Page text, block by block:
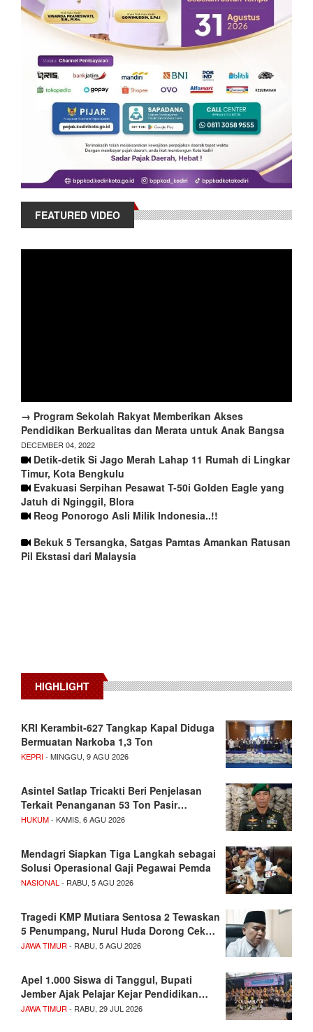
FEATURED VIDEO
→ Program Sekolah Rakyat Memberikan Akses
Pendidikan Berkualitas dan Merata untuk Anak Bangsa
DECEMBER 04, 2022
Detik-detik Si Jago Merah Lahap 11 Rumah di Lingkar
Timur, Kota Bengkulu
Evakuasi Serpihan Pesawat T-50i Golden Eagle yang
Jatuh di Nginggil, Blora
Reog Ponorogo Asli Milik Indonesia..!!
Bekuk 5 Tersangka, Satgas Pamtas Amankan Ratusan
Pil Ekstasi dari Malaysia
HIGHLIGHT
KRI Kerambit-627 Tangkap Kapal Diduga
Bermuatan Narkoba 1,3 Ton
KEPRI- MINGGU, 9 AGU 2026
Asintel Satlap Tricakti Beri Penjelasan
Terkait Penanganan 53 Ton Pasir…
HUKUM- KAMIS, 6 AGU 2026
Mendagri Siapkan Tiga Langkah sebagai
Solusi Operasional Gaji Pegawai Pemda
NASIONAL - RABU, 5 AGU 2026
Tragedi KMP Mutiara Sentosa 2 Tewaskan
5 Penumpang, Nurul Huda Dorong Cek…
JAWA TIMUR - RABU, 5 AGU 2026
Apel 1.000 Siswa di Tanggul, Bupati
Jember Ajak Pelajar Kejar Pendidikan…
JAWA TIMUR - RABU, 29 JUL 2026